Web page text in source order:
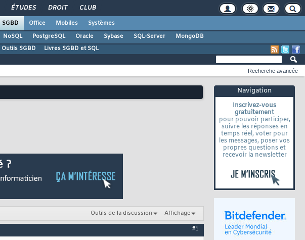
ÉTUDES DROIT CLUB
SGBD Office Mobiles
Systèmes
NoSQL PostgreSQL Oracle Sybase SQL-Server
MongoDB
Outils SGBD Livres SGBD et SQL
Navigation
Inscrivez-vous
gratuitement
pour pouvoir participer,
suivre les réponses en
temps réel, voter pour
les messages, poser vos
propres questions et
recevoir la newsletter
Recherche avancée
Outils de la discussion Affichage
#1